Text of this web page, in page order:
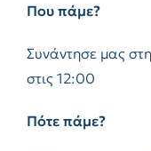
Που πάμε?
Συνάντησε μας
στις 12:00
Πότε πάμε?